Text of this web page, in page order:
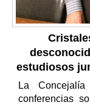
estudiosos
La
conferencias